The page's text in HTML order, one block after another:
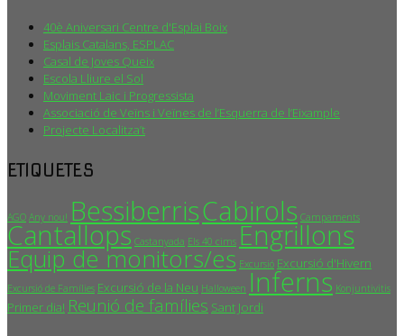
40è Aniversari Centre d'Esplai Boix
Esplais Catalans, ESPLAC
Casal de Joves Queix
Escola Lliure el Sol
Moviment Laic i Progressista
Associació de Veïns i Veïnes de l’Esquerra de l’Eixample
Projecte Localitza’t
ETIQUETES
AGO Any nou! BessiberrisCabirols Campaments
Cantallops Castanyada Els 40 cims Engrillons
Equip de monitors/es Excursió Excursió d'Hivern
Excursió de Famílies Excursió de la Neu Halloween Inferns Konjuntivitis
Primer dia! Reunió de famílies Sant Jordi